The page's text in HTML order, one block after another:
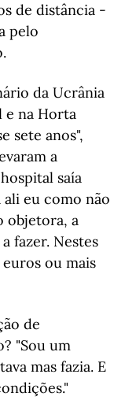
de distância -
pelo
da Ucrânia
e na Horta
sete anos",
a
saía
eu como não
objetora, a
fazer. Nestes
ou mais
de
"Sou um
mas fazia. E